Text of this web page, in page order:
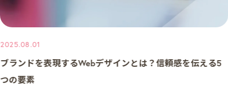
2025.08.01
ブランドを表現するWebデザインとは？信頼感を伝える5
つの要素